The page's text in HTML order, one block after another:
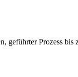
geführter Prozess bis